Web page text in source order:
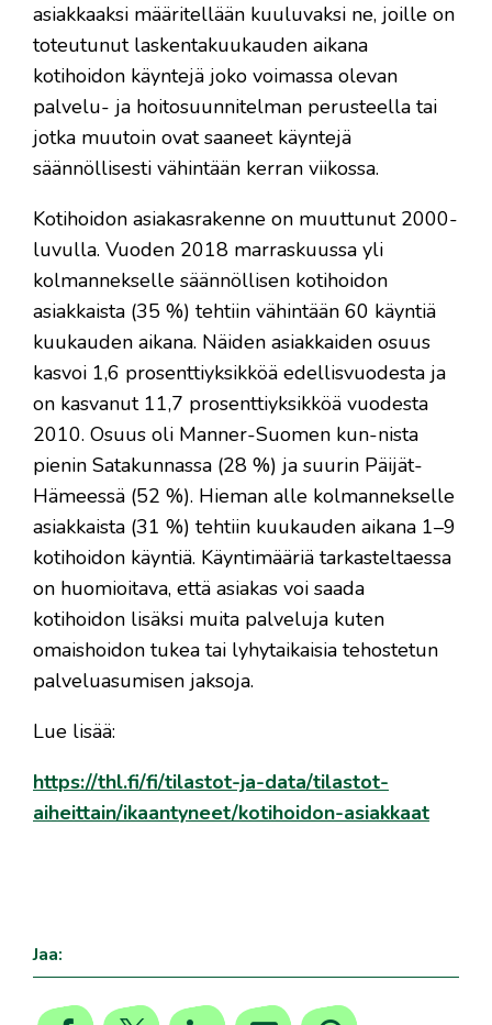
asiakkaaksi määritellään kuuluvaksi ne, joille on
toteutunut laskentakuukauden aikana
kotihoidon käyntejä joko voimassa olevan
palvelu- ja hoitosuunnitelman perusteella tai
jotka muutoin ovat saaneet käyntejä
säännöllisesti vähintään kerran viikossa.
Kotihoidon asiakasrakenne on muuttunut 2000-
luvulla. Vuoden 2018 marraskuussa yli
kolmannekselle säännöllisen kotihoidon
asiakkaista (35 %) tehtiin vähintään 60 käyntiä
kuukauden aikana. Näiden asiakkaiden osuus
kasvoi 1,6 prosenttiyksikköä edellisvuodesta ja
on kasvanut 11,7 prosenttiyksikköä vuodesta
2010. Osuus oli Manner-Suomen kun-nista
pienin Satakunnassa (28 %) ja suurin Päijät-
Hämeessä (52 %). Hieman alle kolmannekselle
asiakkaista (31 %) tehtiin kuukauden aikana 1–9
kotihoidon käyntiä. Käyntimääriä tarkasteltaessa
on huomioitava, että asiakas voi saada
kotihoidon lisäksi muita palveluja kuten
omaishoidon tukea tai lyhytaikaisia tehostetun
palveluasumisen jaksoja.
Lue lisää:
https://thl.fi/fi/tilastot-ja-data/tilastot-
aiheittain/ikaantyneet/kotihoidon-asiakkaat
Jaa: